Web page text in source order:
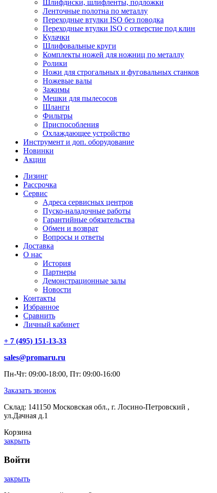
Шлифдиски, шлифленты, подложки
Ленточные полотна по металлу
Переходные втулки ISO без поводка
Переходные втулки ISO с отверстие под клин
Кулачки
Шлифовальные круги
Комплекты ножей для ножниц по металлу
Ролики
Ножи для строгальных и фуговальных станков
Ножевые валы
Зажимы
Мешки для пылесосов
Шланги
Фильтры
Приспособления
Охлаждающее устройство
Инструмент и доп. оборудование
Новинки
Акции
Лизинг
Рассрочка
Сервис
Адреса сервисных центров
Пуско-наладочные работы
Гарантийные обязательства
Обмен и возврат
Вопросы и ответы
Доставка
О нас
История
Партнеры
Демонстрационные залы
Новости
Контакты
Избранное
Сравнить
Личный кабинет
+ 7 (495) 151-13-33
sales@promaru.ru
Пн-Чт: 09:00-18:00, Пт: 09:00-16:00
Заказать звонок
Склад: 141150 Московская обл., г. Лосино-Петровский ,
ул.Дачная д.1
Корзина
закрыть
Войти
закрыть